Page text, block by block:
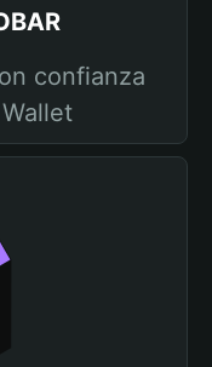
confianza